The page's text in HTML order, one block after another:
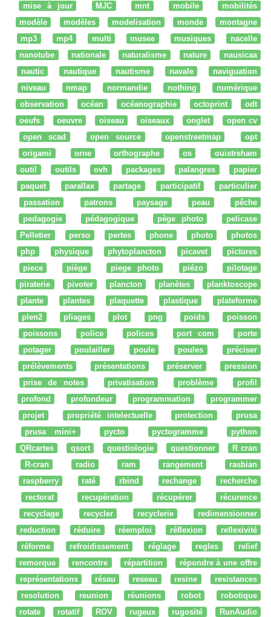
mise à jour
MJC mnt mobile
mobilités
modèle
modèles modelisation monde
montagne
mp3
mp4 multi musee musiques
nacelle
nanotube
nationale naturalisme nature
nausicaa
nautic
nautique nautisme navale
naviguation
niveau
nmap normandie nothing
numérique
observation
océan océanographie octoprint
odt
oeufs
oeuvre oiseau oiseaux onglet
open cv
open scad
open source openstreetmap
opt
origami
orne orthographe os
ouistreham
outil
outils ovh packages palangres
papier
paquet
parallax partage participatif
particulier
passation
patrons paysage peau
pêche
pedagogie
pédagogique pège photo
pelicase
Pelletier
perso pertes phone photo
photos
php
physique phytoplancton picavet
pictures
piece
piège piege photo piézo
pilotage
piraterie
pivoter plancton planètes
planktoscope
plante
plantes plaquette plastique
plateforme
plen2
pliages plot png poids
poisson
poissons
police polices port com
porte
potager
poulailler poule poules
préciser
prélèvements
présentations préserver
pression
prise de notes
privatisation problème
profil
profond
profondeur programmation
programmer
projet
propriété intelectuelle protection
prusa
prusa mini+
pycto pyctogramme
python
QRcartes
qsort questiologie questionner
R cran
R-cran
radio ram rangement
rasbian
raspberry
raté rbind rechange
recherche
rectorat
recupération récupérer
récurence
recyclage
recycler recyclerie
redimensionner
reduction
réduire réemploi réflexion
reflexivité
réforme
refroidissement réglage regles
relief
remorque
rencontre répartition
répondre à une offre
représentations
résau reseau resine
resistances
resolution
reunion réunions robot
robotique
rotate
rotatif ROV rugeux rugosité
RunAudio